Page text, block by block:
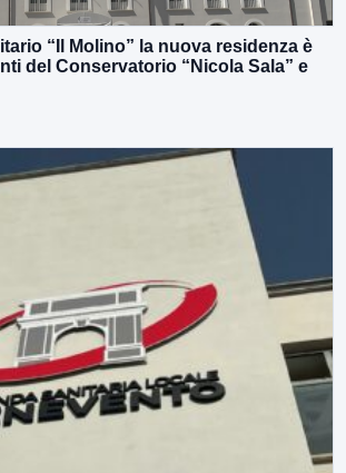
“Il Molino” la nuova residenza è
del Conservatorio “Nicola Sala” e